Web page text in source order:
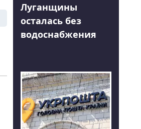
Луганщины
осталась без
водоснабжения